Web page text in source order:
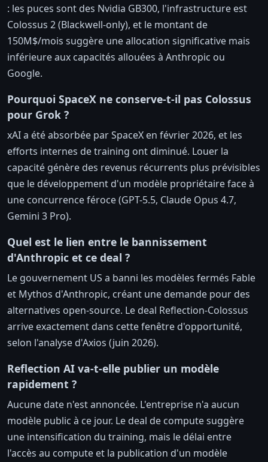
: les puces sont des Nvidia GB300, l'infrastructure est
Colossus 2 (Blackwell-only), et le montant de
150M$/mois suggère une allocation significative mais
inférieure aux capacités allouées à Anthropic ou
Google.
Pourquoi SpaceX ne conserve-t-il pas Colossus
pour Grok ?
xAI a été absorbée par SpaceX en février 2026, et les
efforts internes de training ont diminué. Louer la
capacité génère des revenus récurrents plus prévisibles
que le développement d'un modèle propriétaire face à
une concurrence féroce (GPT-5.5, Claude Opus 4.7,
Gemini 3 Pro).
Quel est le lien entre le bannissement
d'Anthropic et ce deal ?
Le gouvernement US a banni les modèles fermés Fable
et Mythos d'Anthropic, créant une demande pour des
alternatives open-source. Le deal Reflection-Colossus
arrive exactement dans cette fenêtre d'opportunité,
selon l'analyse d'Axios (juin 2026).
Reflection AI va-t-elle publier un modèle
rapidement ?
Aucune date n'est annoncée. L'entreprise n'a aucun
modèle public à ce jour. Le deal de compute suggère
une intensification du training, mais le délai entre
l'accès au compute et la publication d'un modèle